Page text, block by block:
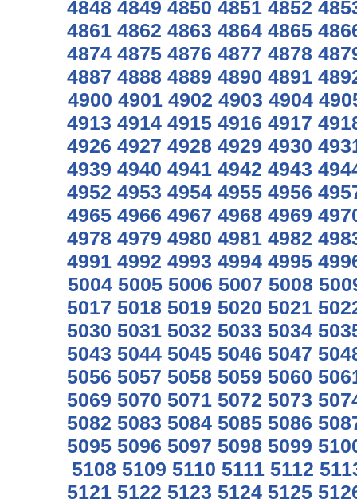
4848 4849 4850 4851 4852
4861 4862 4863 4864 4865
4874 4875 4876 4877 4878
4887 4888 4889 4890 4891
4900 4901 4902 4903 4904
4913 4914 4915 4916 4917
4926 4927 4928 4929 4930
4939 4940 4941 4942 4943
4952 4953 4954 4955 4956
4965 4966 4967 4968 4969
4978 4979 4980 4981 4982
4991 4992 4993 4994 4995
5004 5005 5006 5007 5008
5017 5018 5019 5020 5021
5030 5031 5032 5033 5034
5043 5044 5045 5046 5047
5056 5057 5058 5059 5060
5069 5070 5071 5072 5073
5082 5083 5084 5085 5086
5095 5096 5097 5098 5099
5108 5109 5110 5111 5112
5121 5122 5123 5124 5125